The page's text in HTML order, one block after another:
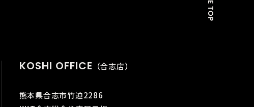
KOSHI OFFICE （合志店）
熊本県合志市竹迫2286